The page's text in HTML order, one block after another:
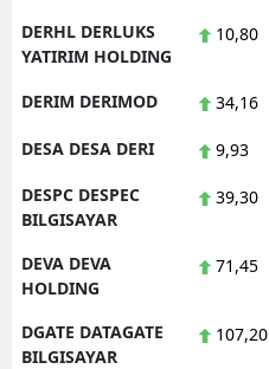
DERHL DERLUKS
YATIRIM HOLDING
10,80
DERIM DERIMOD 34,16
DESA DESA DERI 9,93
DESPC DESPEC
BILGISAYAR
39,30
DEVA DEVA
HOLDING
71,45
DGATE DATAGATE
BILGISAYAR
107,20